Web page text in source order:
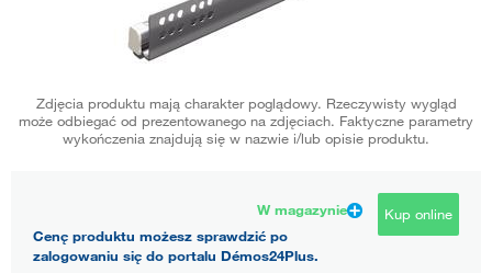
Zdjęcia produktu mają charakter poglądowy. Rzeczywisty wygląd
może odbiegać od prezentowanego na zdjęciach. Faktyczne parametry
wykończenia znajdują się w nazwie i/lub opisie produktu.
W magazynie
Cenę produktu możesz sprawdzić po
zalogowaniu się do portalu Démos24Plus.
Kup online